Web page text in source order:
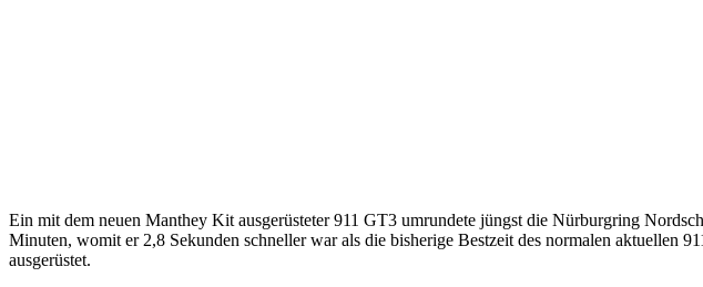
Ein mit dem neuen Manthey Kit ausgerüsteter 911 GT3 umrundete jüngst die Nürburgring
Minuten, womit er 2,8 Sekunden schneller war als die bisherige Bestzeit des normalen
ausgerüstet.